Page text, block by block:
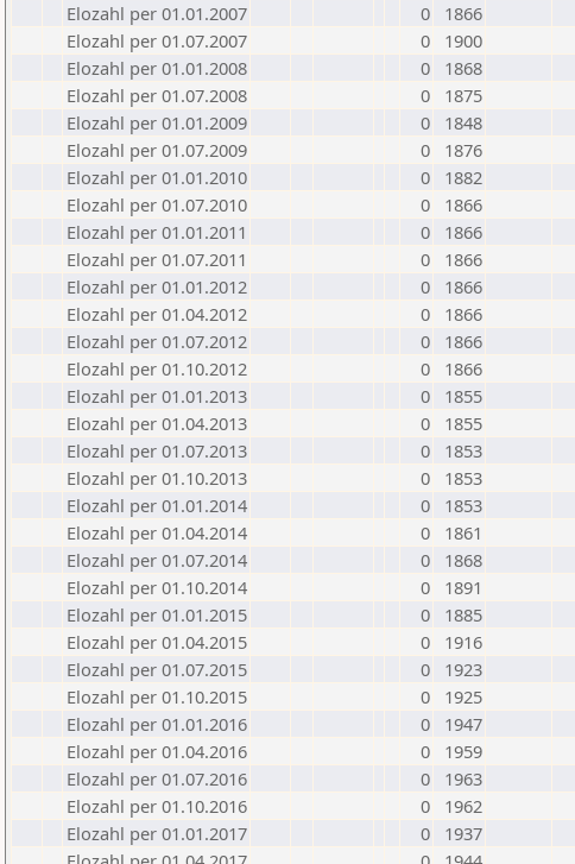
Elozahl per 01.01.2007
0
1866
Elozahl per 01.07.2007
0
1900
Elozahl per 01.01.2008
0
1868
Elozahl per 01.07.2008
0
1875
Elozahl per 01.01.2009
0
1848
Elozahl per 01.07.2009
0
1876
Elozahl per 01.01.2010
0
1882
Elozahl per 01.07.2010
0
1866
Elozahl per 01.01.2011
0
1866
Elozahl per 01.07.2011
0
1866
Elozahl per 01.01.2012
0
1866
Elozahl per 01.04.2012
0
1866
Elozahl per 01.07.2012
0
1866
Elozahl per 01.10.2012
0
1866
Elozahl per 01.01.2013
0
1855
Elozahl per 01.04.2013
0
1855
Elozahl per 01.07.2013
0
1853
Elozahl per 01.10.2013
0
1853
Elozahl per 01.01.2014
0
1853
Elozahl per 01.04.2014
0
1861
Elozahl per 01.07.2014
0
1868
Elozahl per 01.10.2014
0
1891
Elozahl per 01.01.2015
0
1885
Elozahl per 01.04.2015
0
1916
Elozahl per 01.07.2015
0
1923
Elozahl per 01.10.2015
0
1925
Elozahl per 01.01.2016
0
1947
Elozahl per 01.04.2016
0
1959
Elozahl per 01.07.2016
0
1963
Elozahl per 01.10.2016
0
1962
Elozahl per 01.01.2017
0
1937